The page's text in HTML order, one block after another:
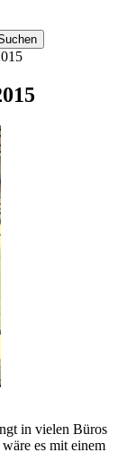
in vielen Büros
es mit einem